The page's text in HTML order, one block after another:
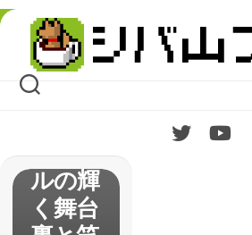
Skip
content
ガール
ズ】22
話の考
察と感
アイド
ルの輝
く舞台